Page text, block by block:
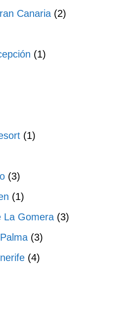
Canaria (2)
(1)
(1)
(3)
(1)
La Gomera (3)
(3)
(4)